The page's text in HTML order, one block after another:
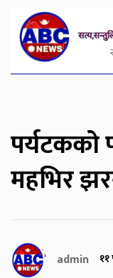
पर्यटकको
महभिर
admin